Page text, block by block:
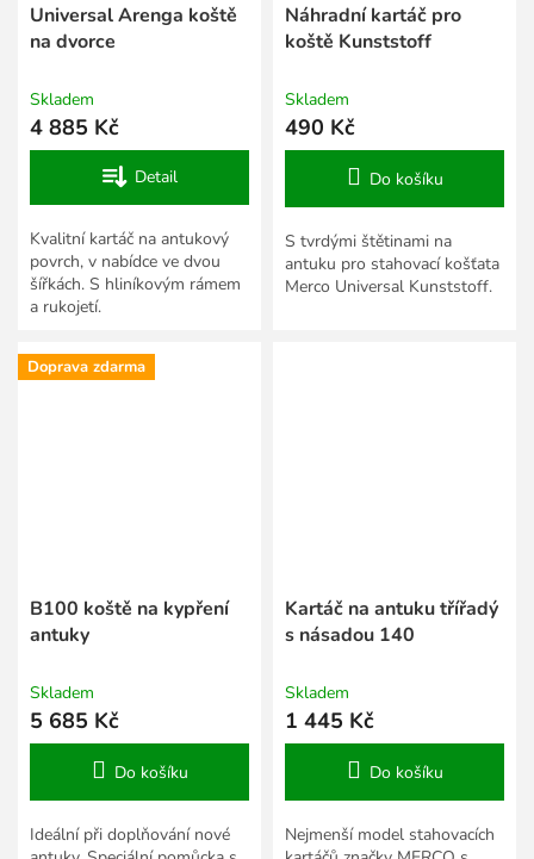
Universal Arenga koště
na dvorce
Skladem
4 885 Kč
Detail
Kvalitní kartáč na antukový
povrch, v nabídce ve dvou
šířkách. S hliníkovým rámem
a rukojetí.
Náhradní kartáč pro
koště Kunststoff
Skladem
490 Kč
Do košíku
S tvrdými štětinami na
antuku pro stahovací košťata
Merco Universal Kunststoff.
Doprava zdarma
B100 koště na kypření
antuky
Skladem
5 685 Kč
Do košíku
Ideální při doplňování nové
Kartáč na antuku třířadý
s násadou 140
Skladem
1 445 Kč
Do košíku
Nejmenší model stahovacích